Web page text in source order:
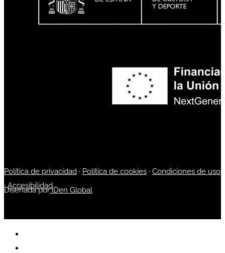
Política de privacidad · Política de cookies · Condiciones de uso
·Accesibilidad
Diseñada poriDen Global